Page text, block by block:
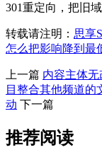
301重定向，把旧
转载请注明： 思享
怎么把影响降到最
上一篇 内容主体
目整合其他频道的
动 下一篇
推荐阅读